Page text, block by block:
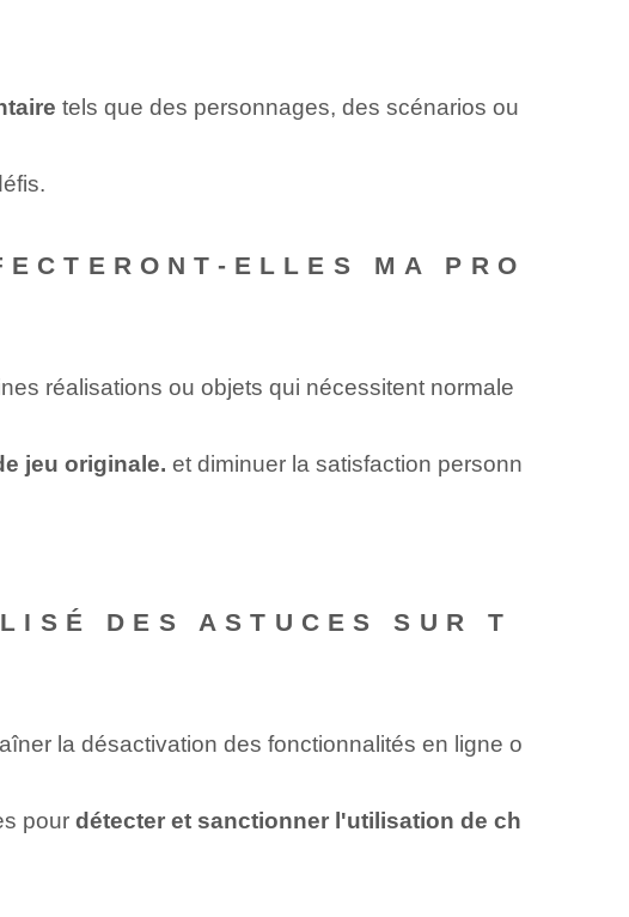
tels que des personnages, des scénarios ou
ELLES MA PRO
réalisations ou objets qui nécessitent normale
jeu originale. et diminuer la satisfaction personn
DES ASTUCES SUR T
la désactivation des fonctionnalités en ligne o
pour détecter et sanctionner l'utilisation de ch